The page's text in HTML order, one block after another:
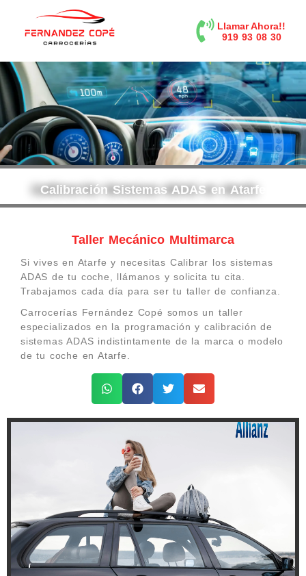
Llamar Ahora!!
919 93 08 30
Calibración Sistemas ADAS en Atarfe
Taller Mecánico Multimarca
Si vives en Atarfe y necesitas Calibrar los sistemas
ADAS de tu coche, llámanos y solicita tu cita.
Trabajamos cada día para ser tu taller de confianza.
Carrocerías Fernández Copé somos un taller
especializados en la programación y calibración de
sistemas ADAS indistintamente de la marca o modelo
de tu coche en Atarfe.